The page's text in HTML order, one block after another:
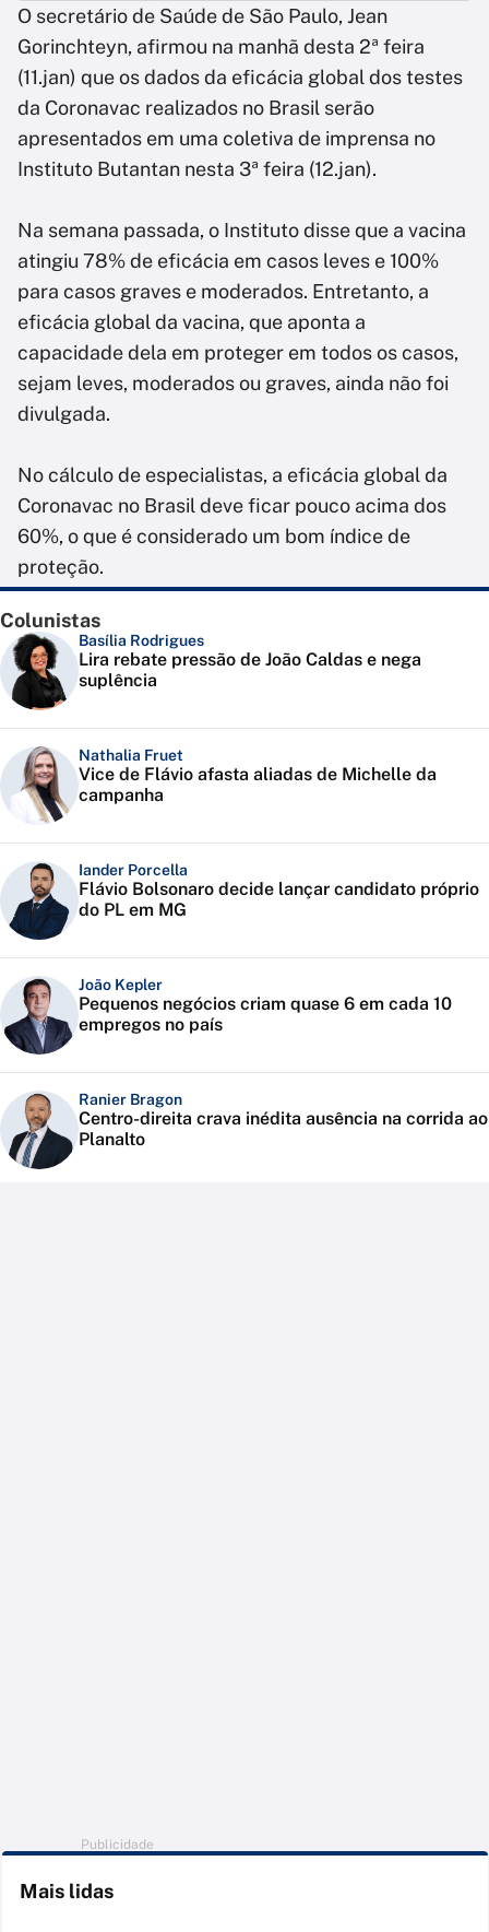
O secretário de Saúde de São Paulo, Jean
Gorinchteyn, afirmou na manhã desta 2ª feira
(11.jan) que os dados da eficácia global dos testes
da Coronavac realizados no Brasil serão
apresentados em uma coletiva de imprensa no
Instituto Butantan nesta 3ª feira (12.jan).
Na semana passada, o Instituto disse que a vacina
atingiu 78% de eficácia em casos leves e 100%
para casos graves e moderados. Entretanto, a
eficácia global da vacina, que aponta a
capacidade dela em proteger em todos os casos,
sejam leves, moderados ou graves, ainda não foi
divulgada.
No cálculo de especialistas, a eficácia global da
Coronavac no Brasil deve ficar pouco acima dos
60%, o que é considerado um bom índice de
proteção.
Colunistas
Basília Rodrigues
Lira rebate pressão de João Caldas e nega
suplência
Nathalia Fruet
Vice de Flávio afasta aliadas de Michelle da
campanha
Iander Porcella
Flávio Bolsonaro decide lançar candidato próprio
do PL em MG
João Kepler
Pequenos negócios criam quase 6 em cada 10
empregos no país
Ranier Bragon
Centro-direita crava inédita ausência na corrida ao
Planalto
Publicidade
Mais lidas